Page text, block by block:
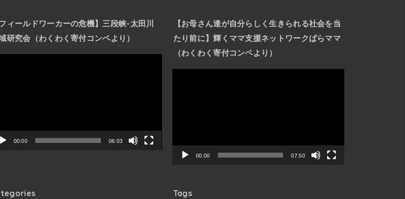
フィールドワーカーの危機】三段峡-太田川
研究会（わくわく寄付コンペより）
00:00 06:03
【お母さん達が自分らしく生きられる社会を当
たり前に】輝くママ支援ネットワークぱらママ
（わくわく寄付コンペより）
00:00 07:50
Tags